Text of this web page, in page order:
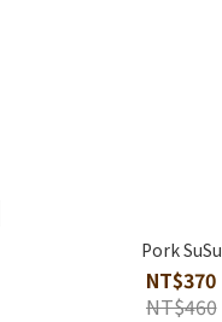
Pork SuSu
NT$370
NT$460